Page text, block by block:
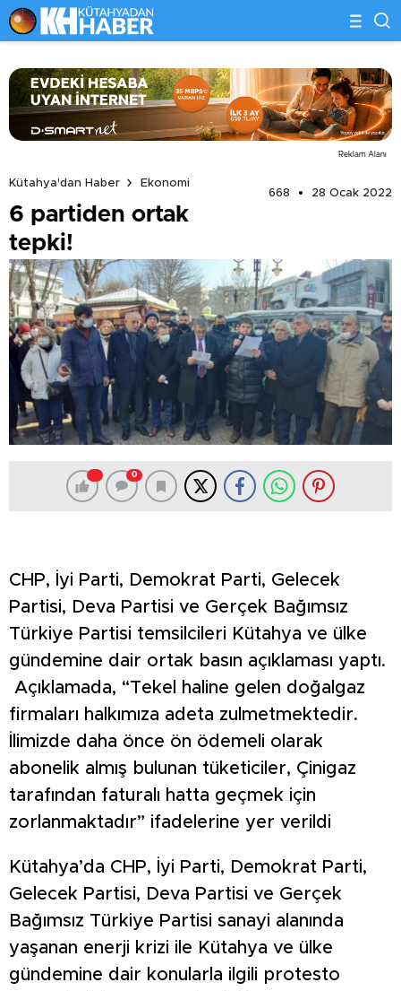
Reklam Alanı
Kütahya'dan Haber
Ekonomi
668
28 Ocak 2022
6 partiden ortak
tepki!
0
CHP, İyi Parti, Demokrat Parti, Gelecek
Partisi, Deva Partisi ve Gerçek Bağımsız
Türkiye Partisi temsilcileri Kütahya ve ülke
gündemine dair ortak basın açıklaması yaptı.
Açıklamada, “Tekel haline gelen doğalgaz
firmaları halkımıza adeta zulmetmektedir.
İlimizde daha önce ön ödemeli olarak
abonelik almış bulunan tüketiciler, Çinigaz
tarafından faturalı hatta geçmek için
zorlanmaktadır” ifadelerine yer verildi
Kütahya’da CHP, İyi Parti, Demokrat Parti,
Gelecek Partisi, Deva Partisi ve Gerçek
Bağımsız Türkiye Partisi sanayi alanında
yaşanan enerji krizi ile Kütahya ve ülke
gündemine dair konularla ilgili protesto